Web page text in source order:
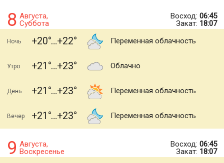
8 Августа,
Суббота
Восход: 06:45
Закат: 18:07
Ночь +20 +22 Переменная облачность
Утро +21 +23 Облачно
День +21 +23 Переменная облачность
Вечер +21 +23 Переменная облачность
9 Августа,
Воскресенье
Восход: 06:45
Закат: 18:07